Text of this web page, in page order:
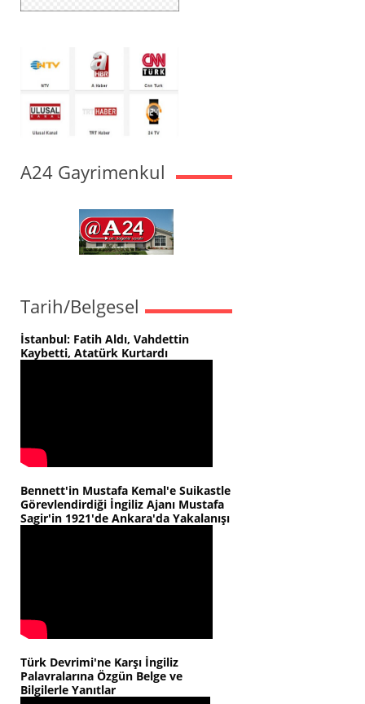
A24 Gayrimenkul
Tarih/Belgesel
İstanbul: Fatih Aldı, Vahdettin
Kaybetti, Atatürk Kurtardı
Bennett'in Mustafa Kemal'e Suikastle
Görevlendirdiği İngiliz Ajanı Mustafa
Sagir'in 1921'de Ankara'da Yakalanışı
Türk Devrimi'ne Karşı İngiliz
Palavralarına Özgün Belge ve
Bilgilerle Yanıtlar